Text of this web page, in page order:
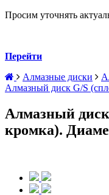
Просим уточнять
Перейти
Алмазные диски
Алмазный диск G/S
Алмазный
кромка).